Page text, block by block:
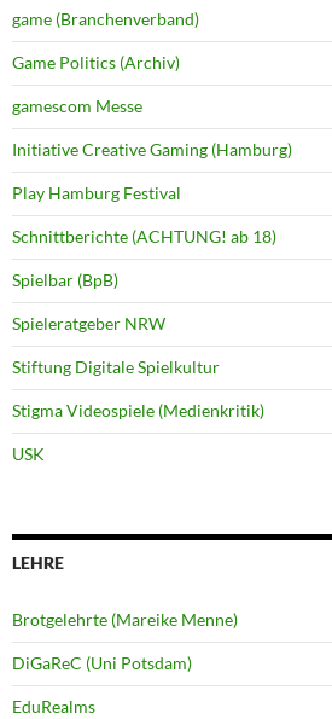
game (Branchenverband)
Game Politics (Archiv)
gamescom Messe
Initiative Creative Gaming (Hamburg)
Play Hamburg Festival
Schnittberichte (ACHTUNG! ab 18)
Spielbar (BpB)
Spieleratgeber NRW
Stiftung Digitale Spielkultur
Stigma Videospiele (Medienkritik)
USK
LEHRE
Brotgelehrte (Mareike Menne)
DiGaReC (Uni Potsdam)
EduRealms